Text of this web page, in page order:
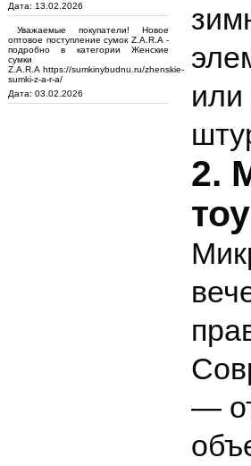
Дата: 13.02.2026
Уважаемые покупатели! Новое
оптовое поступление сумок Z.A.R.A -
подробно в категории Женские
сумки
Z.A.R.A https://sumkinybudnu.ru/zhenskie-
sumki-z-a-r-a/
Дата: 03.02.2026
2.
—